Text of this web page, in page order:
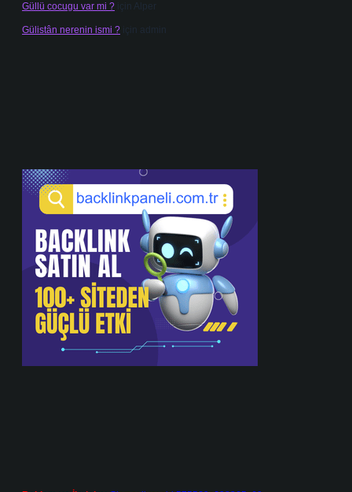
Güllü cocugu var mi ? için Alper
Gülistân nerenin ismi ? için admin